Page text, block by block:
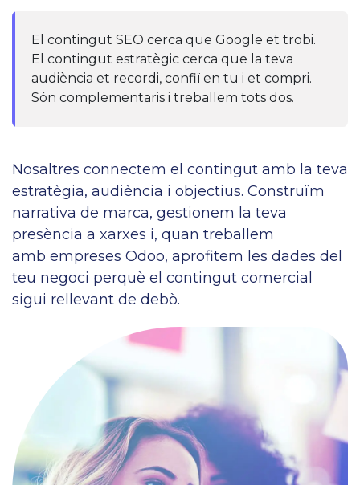
El contingut SEO cerca que Google et trobi.
El contingut estratègic cerca que la teva
audiència et recordi, confiï en tu i et compri.
Són complementaris i treballem tots dos.
Nosaltres connectem el contingut amb la teva
estratègia, audiència i objectius. Construïm
narrativa de marca, gestionem la teva
presència a xarxes i, quan treballem
amb empreses Odoo, aprofitem les dades del
teu negoci perquè el contingut comercial
sigui rellevant de debò.